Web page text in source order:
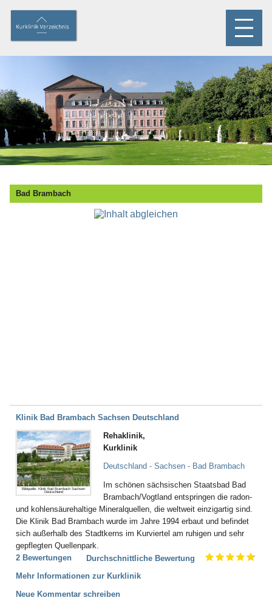
Bad Brambach
Klinik Bad Brambach Sachsen Deutschland
Bildquelle: Klinik Bad Brambach Sachsen
Deutschland
Rehaklinik,
Kurklinik
Deutschland - Sachsen - Bad Brambach
Im schönen sächsischen Staatsbad Bad
Brambach/Vogtland entspringen die radon-
und kohlensäurehaltige Mineralquellen, die weltweit einzigartig sind.
Die Klinik Bad Brambach wurde im Jahre 1994 erbaut und befindet
sich außerhalb des Stadtkerns im Kurviertel am ruhigen und sehr
gepflegten Quellenpark.
2 Bewertungen
Durchschnittliche Bewertung
Mehr Informationen zur Kurklinik
Neue Kommentar schreiben